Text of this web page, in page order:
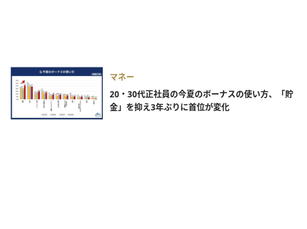
マネー
20・30代正社員の今夏のボーナスの使い方、「貯
金」を抑え3年ぶりに首位が変化